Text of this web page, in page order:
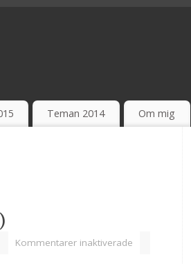
Teman 2014 Om mig
Kommentarer inaktiverade